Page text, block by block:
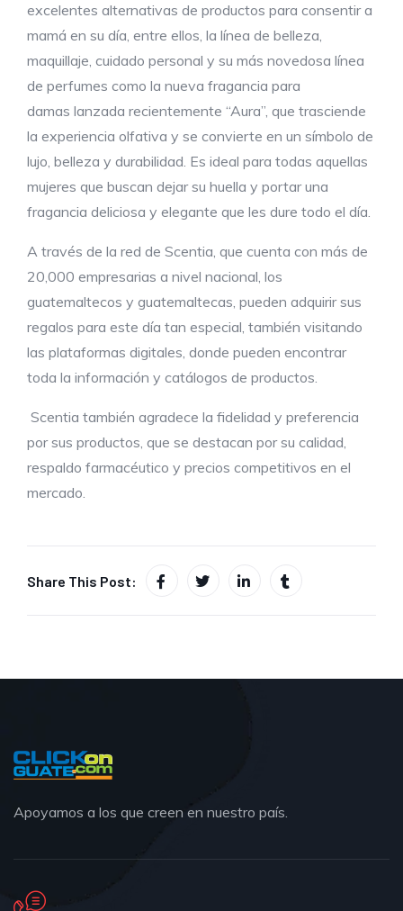
excelentes alternativas de productos para consentir a
mamá en su día, entre ellos, la línea de belleza,
maquillaje, cuidado personal y su más novedosa línea
de perfumes como la nueva fragancia para
damas lanzada recientemente “Aura”, que trasciende
la experiencia olfativa y se convierte en un símbolo de
lujo, belleza y durabilidad. Es ideal para todas aquellas
mujeres que buscan dejar su huella y portar una
fragancia deliciosa y elegante que les dure todo el día.
A través de la red de Scentia, que cuenta con más de
20,000 empresarias a nivel nacional, los
guatemaltecos y guatemaltecas, pueden adquirir sus
regalos para este día tan especial, también visitando
las plataformas digitales, donde pueden encontrar
toda la información y catálogos de productos.
Scentia también agradece la fidelidad y preferencia
por sus productos, que se destacan por su calidad,
respaldo farmacéutico y precios competitivos en el
mercado.
Share This Post:
Apoyamos a los que creen en nuestro país.